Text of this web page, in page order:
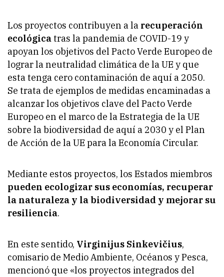
Los proyectos contribuyen a la recuperación
ecológicatras la pandemia de COVID-19 y
apoyan los objetivos del Pacto Verde Europeo de
lograr la neutralidad climática de la UE y que
esta tenga cero contaminación de aquí a 2050.
Se trata de ejemplos de medidas encaminadas a
alcanzar los objetivos clave del Pacto Verde
Europeo en el marco de la Estrategia de la UE
sobre la biodiversidad de aquí a 2030 y el Plan
de Acción de la UE para la Economía Circular.
Mediante estos proyectos, los Estados miembros
pueden ecologizar sus economías, recuperar
la naturaleza y la biodiversidad y mejorar su
resiliencia.
En este sentido, Virginijus Sinkevičius,
comisario de Medio Ambiente, Océanos y Pesca,
mencionó que «los proyectos integrados del